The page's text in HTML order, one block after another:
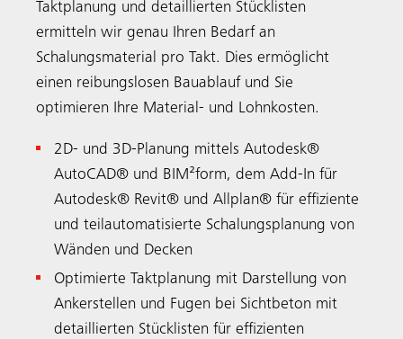
Taktplanung und detaillierten Stücklisten
ermitteln wir genau Ihren Bedarf an
Schalungsmaterial pro Takt. Dies ermöglicht
einen reibungslosen Bauablauf und Sie
optimieren Ihre Material- und Lohnkosten.
2D- und 3D-Planung mittels Autodesk®
AutoCAD® und BIM²form, dem Add-In für
Autodesk® Revit® und Allplan® für effiziente
und teilautomatisierte Schalungsplanung von
Wänden und Decken
Optimierte Taktplanung mit Darstellung von
Ankerstellen und Fugen bei Sichtbeton mit
detaillierten Stücklisten für effizienten
Suche